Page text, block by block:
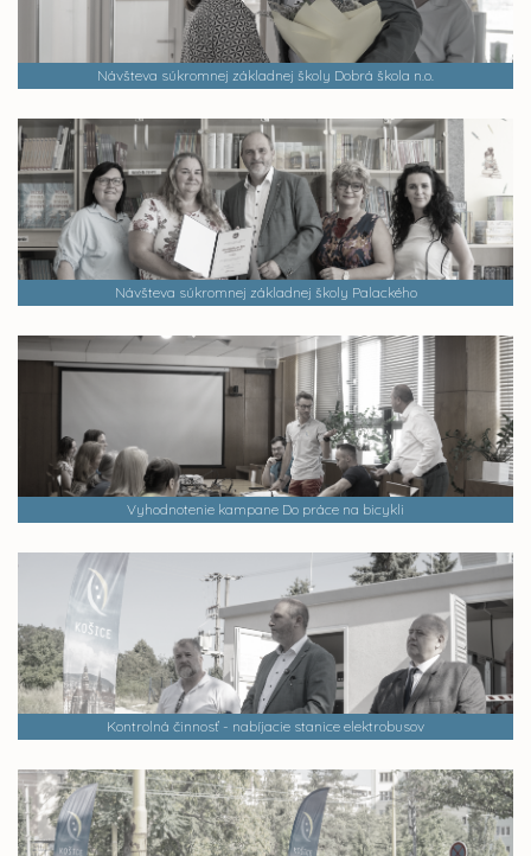
Návšteva súkromnej základnej školy Dobrá škola n.o.
Návšteva súkromnej základnej školy Palackého
Vyhodnotenie kampane Do práce na bicykli
Kontrolná činnosť - nabíjacie stanice elektrobusov